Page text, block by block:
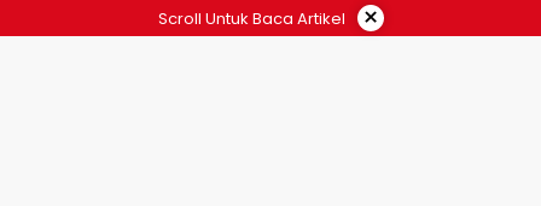
Scroll Untuk Baca Artikel ×